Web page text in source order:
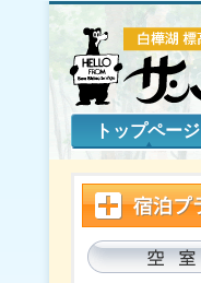
トップページ